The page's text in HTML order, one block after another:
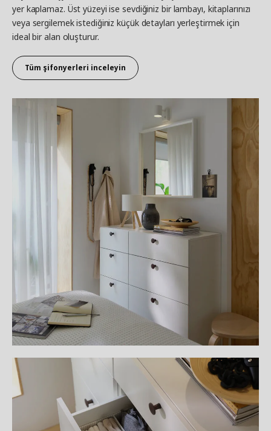
yer kaplamaz. Üst yüzeyi ise sevdiğiniz bir lambayı, kitaplarınızı
veya sergilemek istediğiniz küçük detayları yerleştirmek için
ideal bir alan oluşturur.
Tüm şifonyerleri inceleyin